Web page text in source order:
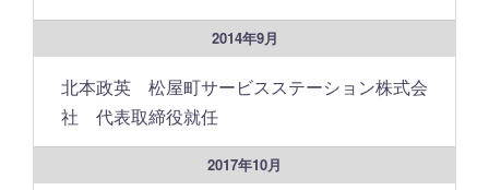
2014年9月
北本政英 松屋町サービスステーション株式会
社 代表取締役就任
2017年10月